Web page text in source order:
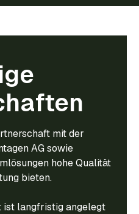
mit der
AG sowie
hohe Qualität
bieten.
ist langfristig angelegt